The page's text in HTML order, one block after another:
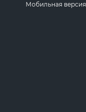
Мобильная версия